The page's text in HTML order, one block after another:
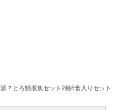
？とろ鯖煮魚セット2種8食入りセット